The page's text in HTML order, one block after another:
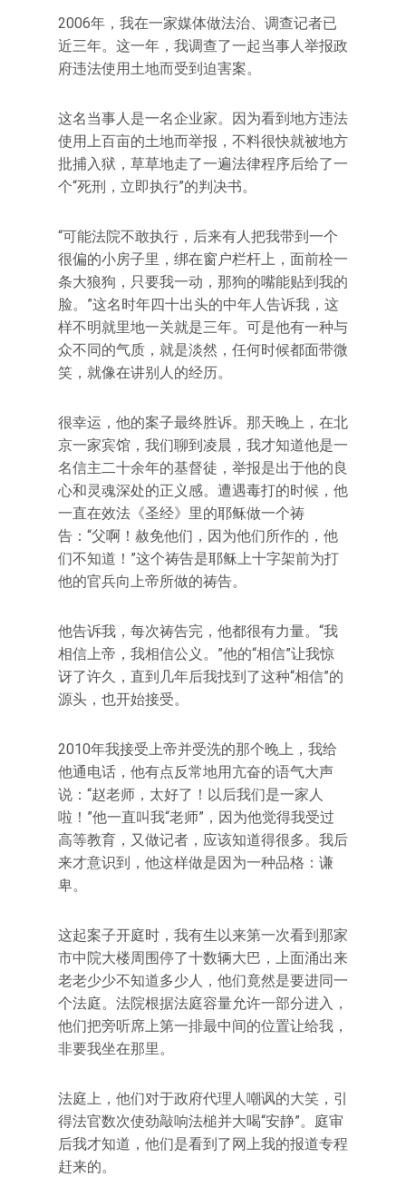
2006年，我在一家媒体做法治、调查记者已
近三年。这一年，我调查了一起当事人举报政
府违法使用土地而受到迫害案。
这名当事人是一名企业家。因为看到地方违法
使用上百亩的土地而举报，不料很快就被地方
批捕入狱，草草地走了一遍法律程序后给了一
个“死刑，立即执行”的判决书。
“可能法院不敢执行，后来有人把我带到一个
很偏的小房子里，绑在窗户栏杆上，面前栓一
条大狼狗，只要我一动，那狗的嘴能贴到我的
脸。”这名时年四十出头的中年人告诉我，这
样不明就里地一关就是三年。可是他有一种与
众不同的气质，就是淡然，任何时候都面带微
笑，就像在讲别人的经历。
很幸运，他的案子最终胜诉。那天晚上，在北
京一家宾馆，我们聊到凌晨，我才知道他是一
名信主二十余年的基督徒，举报是出于他的良
心和灵魂深处的正义感。遭遇毒打的时候，他
一直在效法《圣经》里的耶稣做一个祷
告：“父啊！赦免他们，因为他们所作的，他
们不知道！”这个祷告是耶稣上十字架前为打
他的官兵向上帝所做的祷告。
他告诉我，每次祷告完，他都很有力量。“我
相信上帝，我相信公义。”他的“相信”让我惊
讶了许久，直到几年后我找到了这种“相信”的
源头，也开始接受。
2010年我接受上帝并受洗的那个晚上，我给
他通电话，他有点反常地用亢奋的语气大声
说：“赵老师，太好了！以后我们是一家人
啦！”他一直叫我“老师”，因为他觉得我受过
高等教育，又做记者，应该知道得很多。我后
来才意识到，他这样做是因为一种品格：谦
卑。
这起案子开庭时，我有生以来第一次看到那家
市中院大楼周围停了十数辆大巴，上面涌出来
老老少少不知道多少人，他们竟然是要进同一
个法庭。法院根据法庭容量允许一部分进入，
他们把旁听席上第一排最中间的位置让给我，
非要我坐在那里。
法庭上，他们对于政府代理人嘲讽的大笑，引
得法官数次使劲敲响法槌并大喝“安静”。庭审
后我才知道，他们是看到了网上我的报道专程
赶来的。